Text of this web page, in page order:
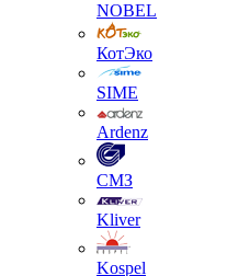
NOBEL
КотЭко
SIME
Ardenz
СМЗ
Kliver
Kospel